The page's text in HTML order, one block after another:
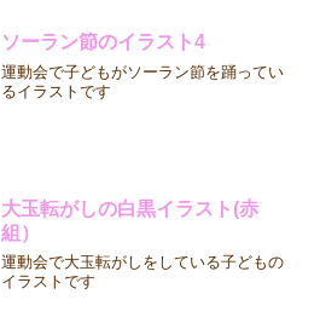
ソーラン節のイラスト4
運動会で子どもがソーラン節を踊ってい
るイラストです
大玉転がしの白黒イラスト(赤
組）
運動会で大玉転がしをしている子どもの
イラストです